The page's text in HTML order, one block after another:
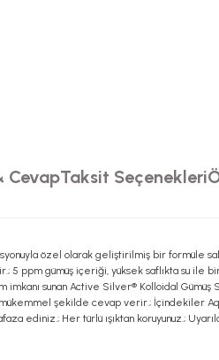
CevapTaksit Seçenekleri
özel olarak geliştirilmiş bir formüle
5 ppm gümüş içeriği, yüksek saflıkta su
imkanı sunan Active Silver® Kolloidal
şekilde cevap verir.; İçindekiler
ediniz.; Her türlü ışıktan koruyunuz.;